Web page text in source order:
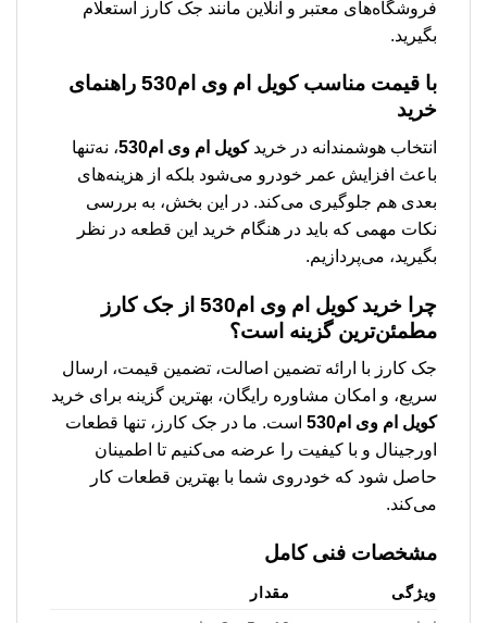
فروشگاه‌های معتبر و آنلاین مانند جک کارز استعلام
بگیرید.
با قیمت مناسبکویل ام وی ام530
راهنمای
خرید
انتخاب هوشمندانه در خریدکویل ام وی ام530
، نه‌تنها
باعث افزایش عمر خودرو می‌شود بلکه از هزینه‌های
بعدی هم جلوگیری می‌کند. در این بخش، به بررسی
نکات مهمی که باید در هنگام خرید این قطعه در نظر
بگیرید، می‌پردازیم.
چرا خریدکویل ام وی ام530
از جک کارز
مطمئن‌ترین گزینه است؟
جک کارز با ارائه تضمین اصالت، تضمین قیمت، ارسال
سریع، و امکان مشاوره رایگان، بهترین گزینه برای خرید
کویل ام وی ام530
است. ما در جک کارز، تنها قطعات
اورجینال و با کیفیت را عرضه می‌کنیم تا اطمینان
حاصل شود که خودروی شما با بهترین قطعات کار
می‌کند.
مشخصات فنی کامل
ویژگی
مقدار